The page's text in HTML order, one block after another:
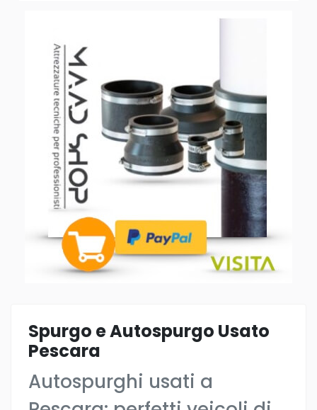
Spurgo e Autospurgo Usato
Pescara
Autospurghi usati a